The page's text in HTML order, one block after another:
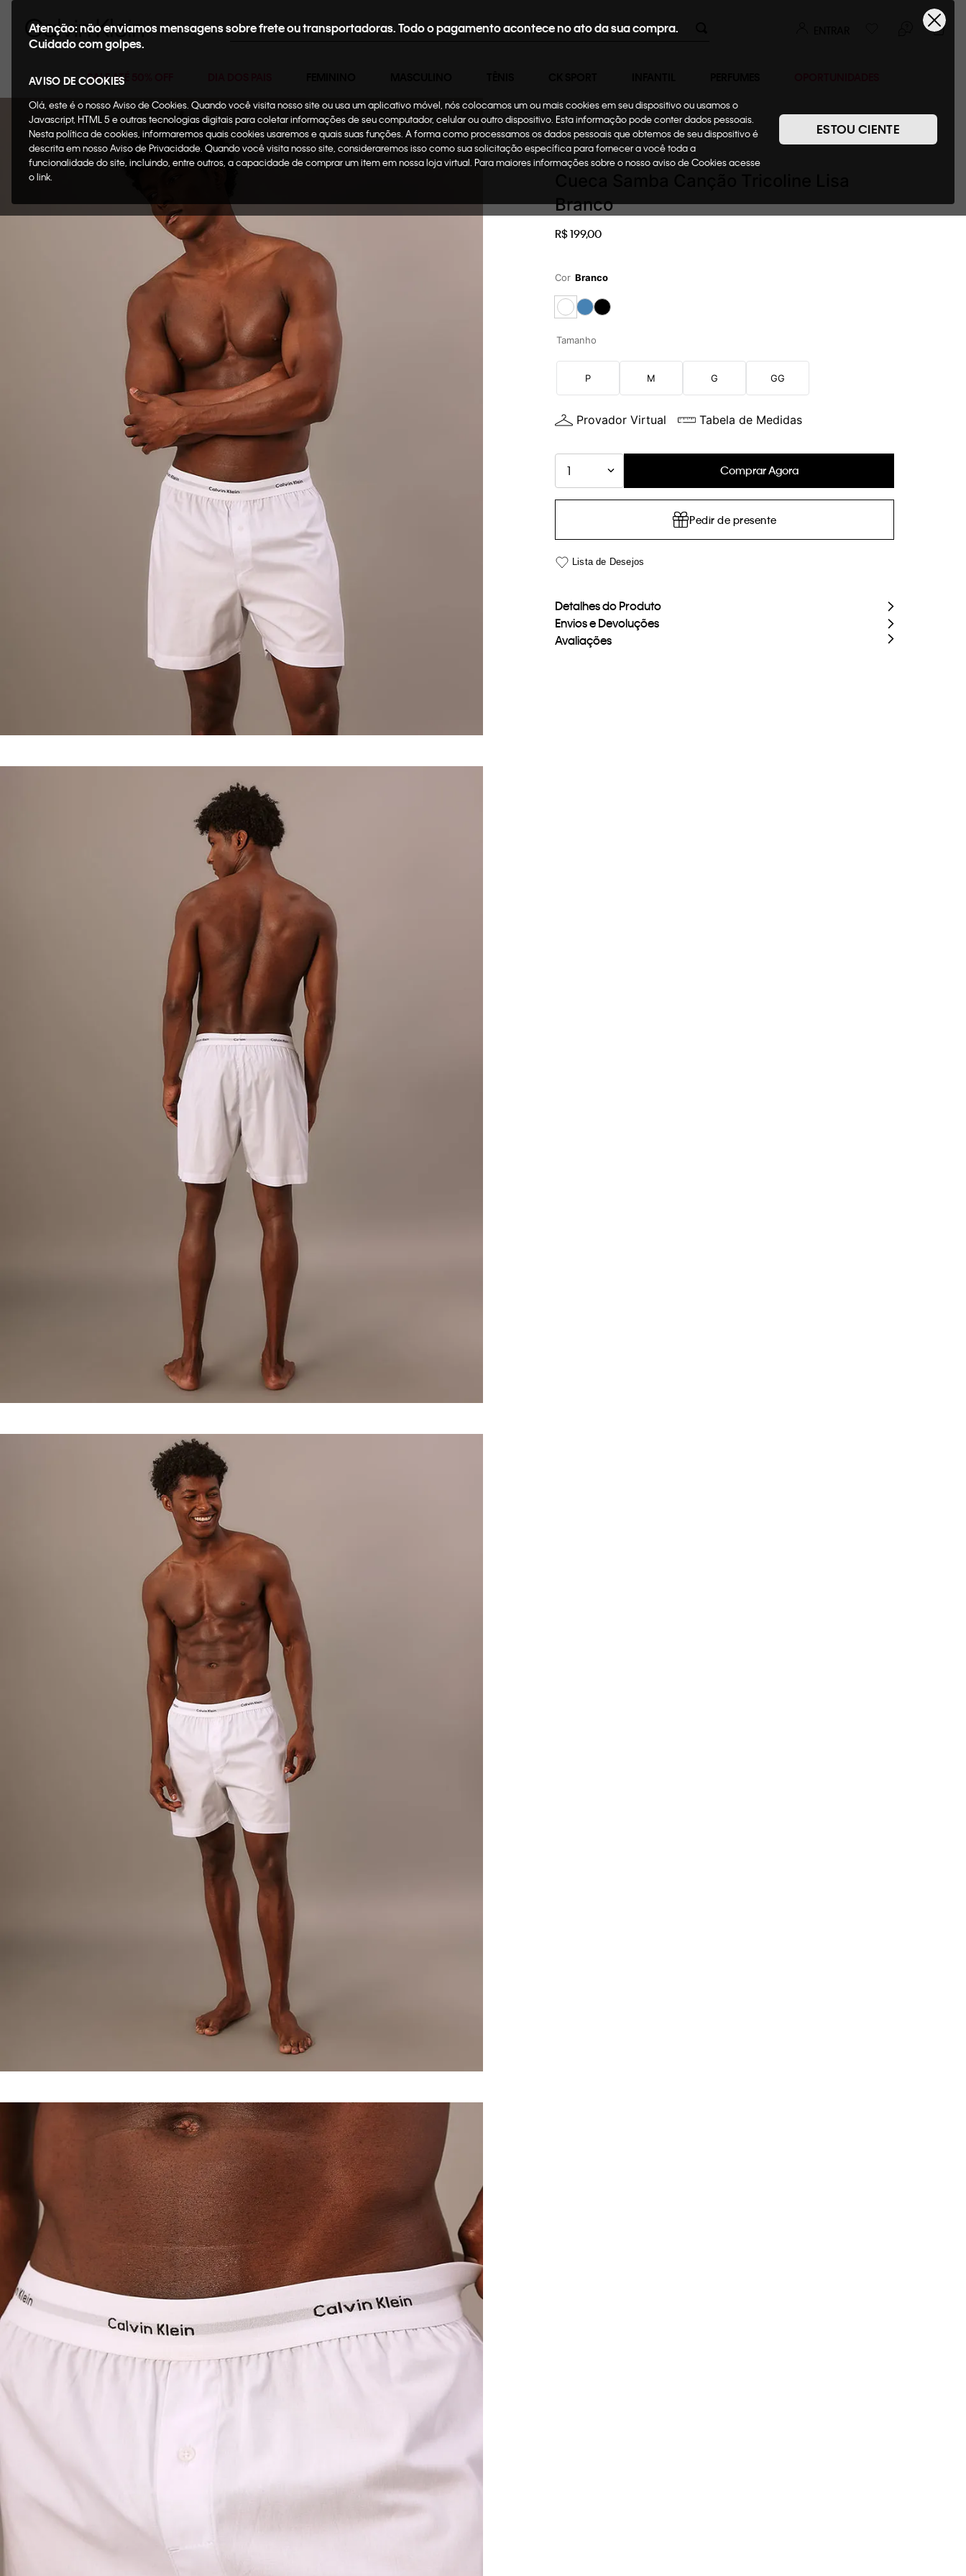
Buscar
SALE ATÉ 50% OFF
Atenção: não enviamos mensagens sobre frete ou transportadoras. Todo o pagamento acontece no ato da sua compra.
Cuidado com golpes.
AVISO DE COOKIES
Olá, este é o nosso Aviso de Cookies. Quando você visita nosso site ou usa um aplicativo móvel, nós colocamos um ou mais cookies em seu dispositivo ou usamos o
Javascript, HTML 5 e outras tecnologias digitais para coletar informações de seu computador, celular ou outro dispositivo. Esta informação pode conter dados pessoais.
Nesta política de cookies, informaremos quais cookies usaremos e quais suas funções. A forma como processamos os dados pessoais que obtemos de seu dispositivo é
descrita em nosso Aviso de Privacidade. Quando você visita nosso site, consideraremos isso como sua solicitação específica para fornecer a você toda a
funcionalidade do site, incluindo, entre outros, a capacidade de comprar um item em nossa loja virtual. Para maiores informações sobre o nosso aviso de Cookies acesse
o link.
ESTOU CIENTE
Masculino Underwear Cuecas
Branco
R$199,00
Cor Branco
Tamanho
P M G GG
Provador Virtual Tabela de Medidas
1 Comprar Agora
Pedir de presente
Detalhes do Produto
Envios e Devoluções
Avaliações